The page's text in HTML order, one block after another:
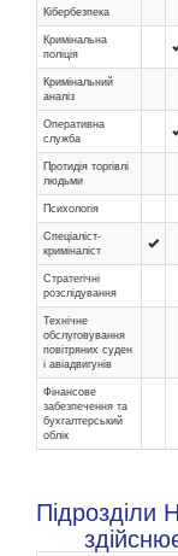
Кібербезпека
Кримінальна
поліція
Кримінальний
аналіз
Оперативна
служба
Протидія торгівлі
людьми
Психологія
Спеціаліст-
криміналіст
Стратегічні
розслідування
Технічне
обслуговування
повітряних суден
і авіадвигунів
Фінансове
забезпечення та
бухгалтерський
облік
Підрозділи